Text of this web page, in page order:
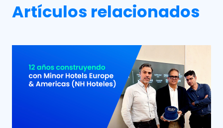
Artículos relacionados